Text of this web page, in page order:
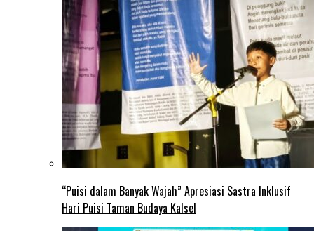
“Puisi dalam Banyak Wajah” Apresiasi Sastra Inklusif
Hari Puisi Taman Budaya Kalsel